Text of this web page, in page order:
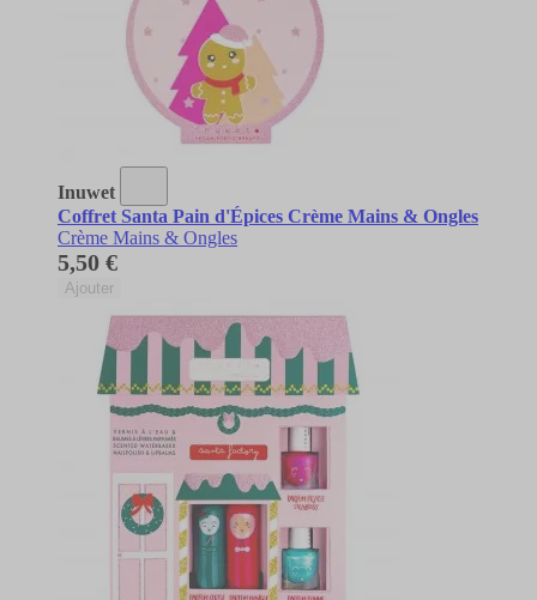
Inuwet
Coffret Santa Pain d'Épices Crème Mains & Ongles
Crème Mains & Ongles
5,50 €
Ajouter